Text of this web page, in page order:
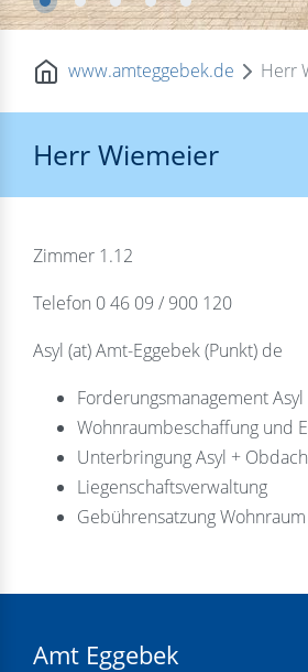
www.amteggebek.de Herr
Herr Wiemeier
Zimmer 1.12
Telefon 0 46 09 / 900 120
Asyl (at) Amt-Eggebek (Punkt) de
Forderungsmanagement
Wohnraumbeschaffung und
Unterbringung Asyl +
Liegenschaftsverwaltung
Gebührensatzung Wohnraum
Amt Eggebek